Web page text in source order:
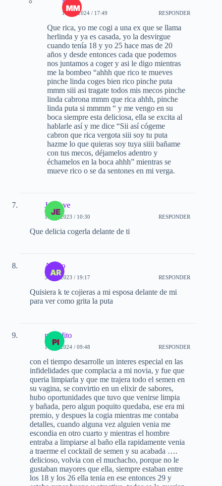
18-06-2024 / 17:49 RESPONDER
Que rica, yo me cogi a una ex que se llama
herlinda y ya es casada, yo la desvirgue
cuando tenía 18 y yo 25 hace mas de 20
años y desde entonces cada que podemos
nos juntamos a coger y asi le digo mientras
me la bombeo “ahhh que rico te mueves
pinche linda coges bien rico pinche puta
mmm siii asi tragate todos mis mecos pinche
linda cabrona mmm que rica ahhh, pinche
linda puta si mmmm “ y me vengo en su
boca siempre esta deliciosa, ella se excita al
hablarle así y me dice “Sii así cógeme
cabron que rica vergota siii soy tu puta
hazme lo que quieras soy tuya siiii bañame
con tus mecos, déjamelos adentro y
échamelos en la boca ahhh” mientras se
mueve rico o se da sentones en mi verga.
Jesslove
15-09-2023 / 10:30 RESPONDER
Que delicia cogerla delante de ti
Arturo
30-11-2023 / 19:17 RESPONDER
Quisiera k te cojieras a mi esposa delante de mi
para ver como grita la puta
picardito
11-02-2024 / 09:48 RESPONDER
con el tiempo desarrolle un interes especial en las
infidelidades que complacia a mi novia, y fue que
queria limpiarla y que me trajera todo el semen en
su vagina, se convirtio en un elixir de sabores,
hubo oportunidades que tuvo que venirse limpia
y bañada, pero algun poquito quedaba, ese era mi
premio, y despues la cogia mientras me contaba
detalles, cuando alguna vez alguien venia me
escondia en otro cuarto y mientras el hombre
entraba a limpiarse al baño ella rapidamente venia
a traerme el cocktail de semen y su acabada ….
delicioso, volvia con el muchacho, porque no le
gustaban mayores que ella, siempre estaban entre
los 18 y los 26 ella tenia en ese entonces 29 y